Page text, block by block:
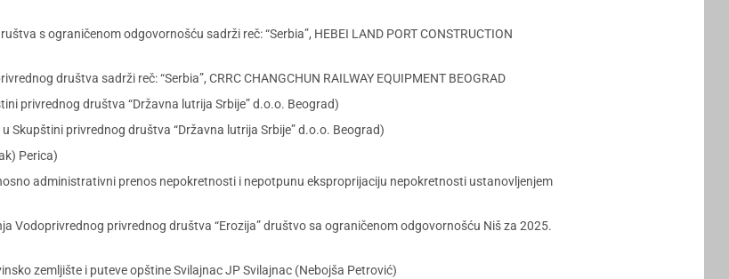
s ograničenom odgovornošću sadrži reč: “Serbia”, HEBEI LAND PORT CONSTRUCTION
društva sadrži reč: “Serbia”, CRRC CHANGCHUN RAILWAY EQUIPMENT BEOGRAD
privrednog društva “Državna lutrija Srbije” d.o.o. Beograd)
Skupštini privrednog društva “Državna lutrija Srbije” d.o.o. Beograd)
Perica)
administrativni prenos nepokretnosti i nepotpunu eksproprijaciju nepokretnosti ustanovljenjem
Vodoprivrednog privrednog društva “Erozija” društvo sa ograničenom odgovornošću Niš za 2025.
zemljište i puteve opštine Svilajnac JP Svilajnac (Nebojša Petrović)